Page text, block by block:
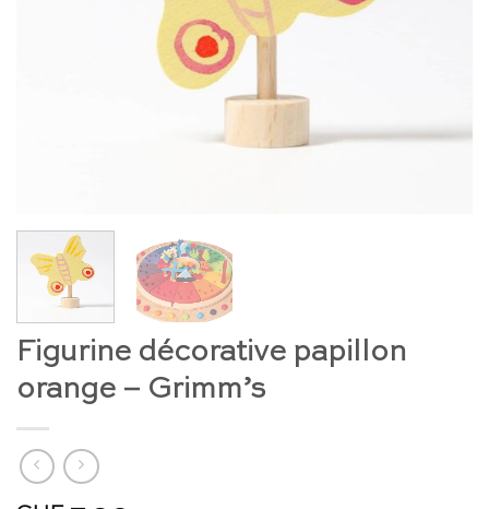
Figurine décorative papillon
orange – Grimm’s